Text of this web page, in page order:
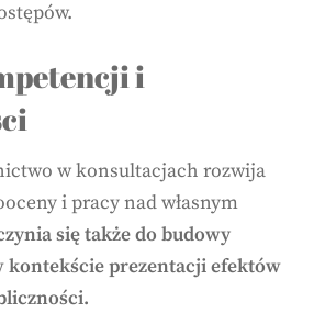
i
w konsultacjach rozwija
i pracy nad własnym
się także do budowy
kontekście prezentacji efektów